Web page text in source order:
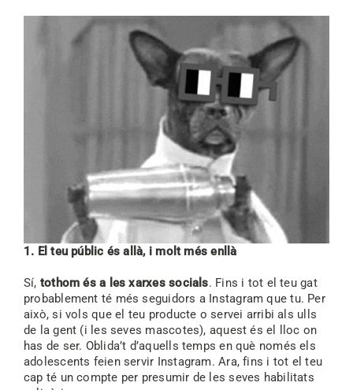
1. El teu públic és allà, i molt més enllà
Sí, tothom és a les xarxes socials. Fins i tot el teu gat
probablement té més seguidors a Instagram que tu. Per
això, si vols que el teu producte o servei arribi als ulls
de la gent (i les seves mascotes), aquest és el lloc on
has de ser. Oblida’t d’aquells temps en què només els
adolescents feien servir Instagram. Ara, fins i tot el teu
cap té un compte per presumir de les seves habilitats